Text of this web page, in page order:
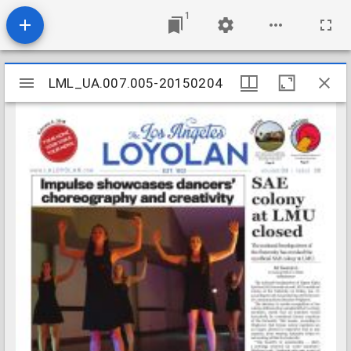
1
Mirador
viewer
LML_UA.007.005-20150204
LML_UA.007.005-20150204